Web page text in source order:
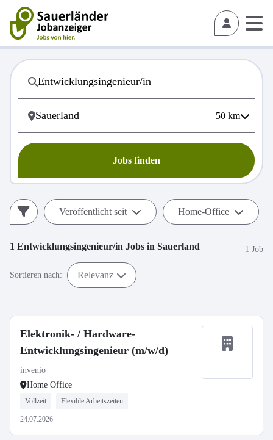
50 km
Jobs finden
Veröffentlicht seit Home-Office
1 Entwicklungsingenieur/in Jobs in Sauerland 1 Job
Sortieren nach: Relevanz
Elektronik- / Hardware-
Entwicklungsingenieur (m/w/d)
invenio
Home Office
Vollzeit Flexible Arbeitszeiten
24.07.2026